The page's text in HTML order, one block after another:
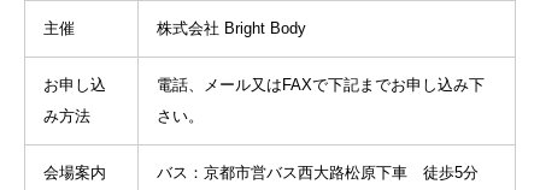
主催 株式会社 Bright Body
お申し込
み方法
電話、メール又はFAXで下記までお申し込み下
さい。
会場案内
バス：京都市営バス西大路松原下車 徒歩5分